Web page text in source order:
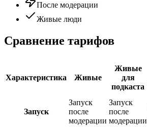
После модерации
Живые люди
Сравнение тарифов
Характеристика Живые
Живые
для
подкаста
Запуск
Запуск
после
модерации
Запуск
после
модерации